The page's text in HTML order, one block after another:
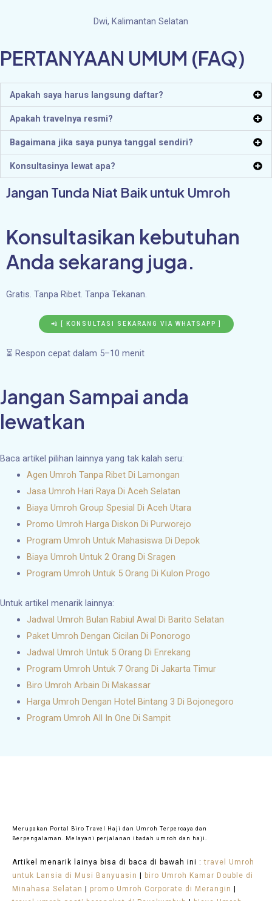
Dwi, Kalimantan Selatan
PERTANYAAN UMUM (FAQ)
Apakah saya harus langsung daftar?
Apakah travelnya resmi?
Bagaimana jika saya punya tanggal sendiri?
Konsultasinya lewat apa?
Jangan Tunda Niat Baik untuk Umroh
Konsultasikan kebutuhan
Anda sekarang juga.
Gratis. Tanpa Ribet. Tanpa Tekanan.
📲 [ KONSULTASI SEKARANG VIA WHATSAPP ]
⏳ Respon cepat dalam 5–10 menit
Jangan Sampai anda
lewatkan
Baca artikel pilihan lainnya yang tak kalah seru:
Agen Umroh Tanpa Ribet Di Lamongan
Jasa Umroh Hari Raya Di Aceh Selatan
Biaya Umroh Group Spesial Di Aceh Utara
Promo Umroh Harga Diskon Di Purworejo
Program Umroh Untuk Mahasiswa Di Depok
Biaya Umroh Untuk 2 Orang Di Sragen
Program Umroh Untuk 5 Orang Di Kulon Progo
Untuk artikel menarik lainnya:
Jadwal Umroh Bulan Rabiul Awal Di Barito Selatan
Paket Umroh Dengan Cicilan Di Ponorogo
Jadwal Umroh Untuk 5 Orang Di Enrekang
Program Umroh Untuk 7 Orang Di Jakarta Timur
Biro Umroh Arbain Di Makassar
Harga Umroh Dengan Hotel Bintang 3 Di Bojonegoro
Program Umroh All In One Di Sampit
Merupakan Portal Biro Travel Haji dan Umroh Terpercaya dan
Berpengalaman. Melayani perjalanan ibadah umroh dan haji.
Artikel menarik lainya bisa di baca di bawah ini :travel Umroh
untuk Lansia di Musi Banyuasin | biro Umroh Kamar Double di
Minahasa Selatan | promo Umroh Corporate di Merangin |